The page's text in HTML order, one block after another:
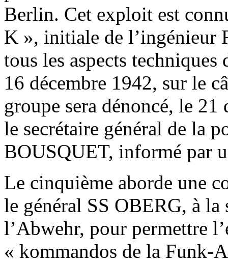
Berlin. Cet exploit est
K », initiale de
tous les aspects
16 décembre 1942, sur le
groupe sera dénoncé, le 21
le secrétaire général de la
BOUSQUET, informé par
Le cinquième aborde une
le général SS OBERG, à la
l’Abwehr, pour permettre
« kommandos de la Funk-